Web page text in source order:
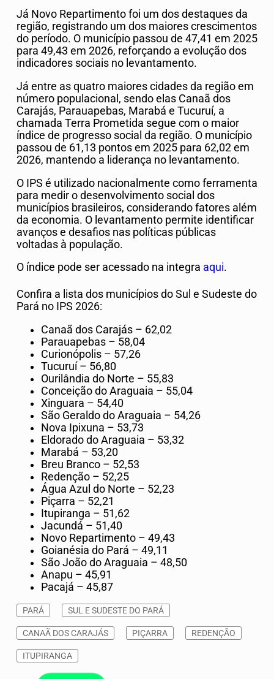
Já Novo Repartimento foi um dos destaques da
região, registrando um dos maiores crescimentos
do período. O município passou de 47,41 em 2025
para 49,43 em 2026, reforçando a evolução dos
indicadores sociais no levantamento.
Já entre as quatro maiores cidades da região em
número populacional, sendo elas Canaã dos
Carajás, Parauapebas, Marabá e Tucuruí, a
chamada Terra Prometida segue com o maior
índice de progresso social da região. O município
passou de 61,13 pontos em 2025 para 62,02 em
2026, mantendo a liderança no levantamento.
O IPS é utilizado nacionalmente como ferramenta
para medir o desenvolvimento social dos
municípios brasileiros, considerando fatores além
da economia. O levantamento permite identificar
avanços e desafios nas políticas públicas
voltadas à população.
O índice pode ser acessado na integra aqui.
Confira a lista dos municípios do Sul e Sudeste do
Pará no IPS 2026:
Canaã dos Carajás – 62,02
Parauapebas – 58,04
Curionópolis – 57,26
Tucuruí– 56,80
Ourilândia do Norte – 55,83
Conceição do Araguaia – 55,04
Xinguara – 54,40
São Geraldo do Araguaia – 54,26
Nova Ipixuna – 53,73
Eldorado do Araguaia – 53,32
Marabá – 53,20
Breu Branco – 52,53
Redenção – 52,25
Água Azul do Norte – 52,23
Piçarra – 52,21
Itupiranga – 51,62
Jacundá – 51,40
Novo Repartimento – 49,43
Goianésia do Pará – 49,11
São João do Araguaia – 48,50
Anapu – 45,91
Pacajá – 45,87
PARÁ SUL E SUDESTE DO PARÁ
CANAÃ DOS CARAJÁS PIÇARRA REDENÇÃO
ITUPIRANGA